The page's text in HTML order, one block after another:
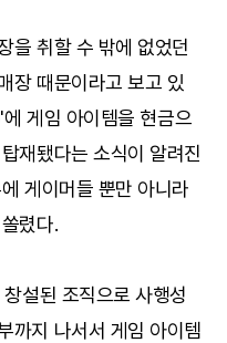
을 취할 수 밖에 없었던
장 때문이라고 보고 있
게임 아이템을 현금으
재됐다는 소식이 알려진
게이머들 뿐만 아니라
렸다.
설된 조직으로 사행성
까지 나서서 게임 아이템